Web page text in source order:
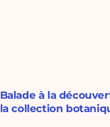
Balade à la
la collection